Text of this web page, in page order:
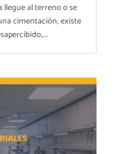
al terreno o se
cimentación, existe